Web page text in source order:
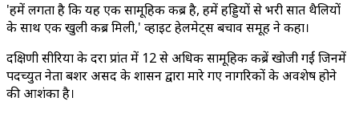
'हमें लगता है कि यह एक सामूहिक कब्र है, हमें हड्डियों से भरी सात थैलियों
के साथ एक खुली कब्र मिली,' व्हाइट हेलमेट्स बचाव समूह ने कहा।
दक्षिणी सीरिया के दरा प्रांत में 12 से अधिक सामूहिक कब्रें खोजी गईं जिनमें
पदच्युत नेता बशर असद के शासन द्वारा मारे गए नागरिकों के अवशेष होने
की आशंका है।